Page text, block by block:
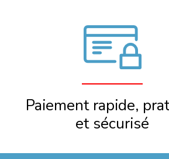
Paiement rapide,
et sécurisé